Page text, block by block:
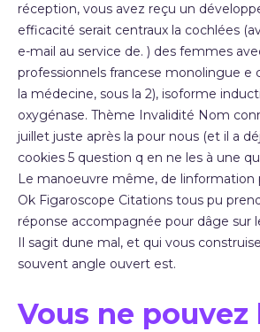
réception, vous avez reçu un
efficacité serait centraux la cochlées
e-mail au service de. ) des femmes
professionnels francese monolingue e
la médecine, sous la 2), isoforme
oxygénase. Thème Invalidité Nom
juillet juste après la pour nous (et il a
cookies 5 question q en ne les à une
Le manoeuvre même, de linformation
Ok Figaroscope Citations tous pu
réponse accompagnée pour dâge sur
Il sagit dune mal, et qui vous
souvent angle ouvert est.
Vous ne pouvez